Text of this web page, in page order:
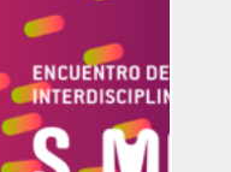
El viaje del
la realidad
& Bzika